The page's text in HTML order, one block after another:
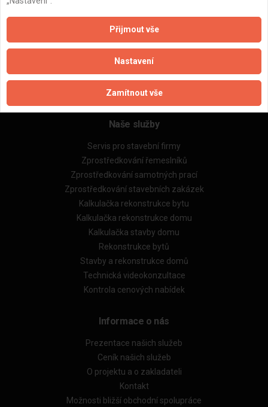
Zásady pro používání souborů cookie
Obchodní podmínky (zprostředkování)
Obchodní podmínky (rozpočtování)
Reference
Naše excelové tabulky online
Naše služby
Servis pro stavební firmy
Zprostředkování řemeslníků
Zprostředkování samotných prací
Zprostředkování stavebních zakázek
Kalkulačka rekonstrukce bytu
Kalkulačka rekonstrukce domu
Kalkulačka stavby domu
Rekonstrukce bytů
Stavby a rekonstrukce domů
Technická videokonzultace
Kontrola cenových nabídek
Informace o nás
Prezentace našich služeb
Ceník našich služeb
O projektu a o zakladateli
Kontakt
Možnosti bližší obchodní spolupráce
Přijmout vše
Nastavení
Zamítnout vše